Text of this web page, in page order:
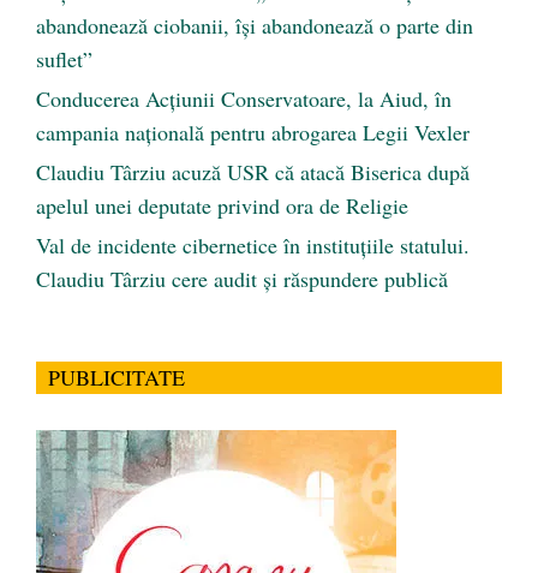
abandonează ciobanii, își abandonează o parte din
suflet”
Conducerea Acțiunii Conservatoare, la Aiud, în
campania națională pentru abrogarea Legii Vexler
Claudiu Târziu acuză USR că atacă Biserica după
apelul unei deputate privind ora de Religie
Val de incidente cibernetice în instituțiile statului.
Claudiu Târziu cere audit și răspundere publică
PUBLICITATE